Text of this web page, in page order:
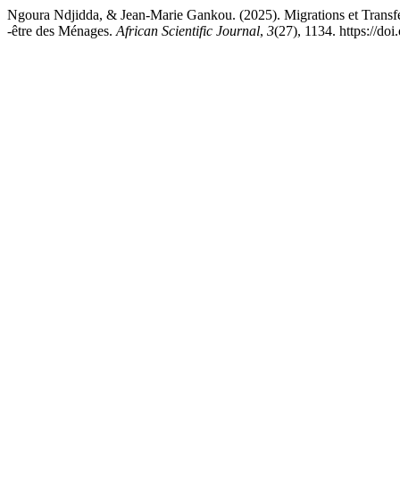
Ngoura Ndjidda, & Jean-Marie Gankou. (2025). Migrations et
-être des Ménages. African Scientific Journal, 3(27), 1134. https://